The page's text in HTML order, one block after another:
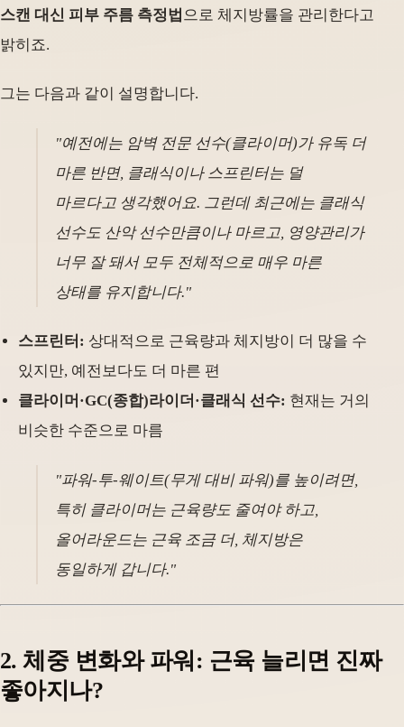
스캔 대신 피부 주름 측정법 으로 체지방률을 관리한다고
밝히죠.
그는 다음과 같이 설명합니다.
"예전에는 암벽 전문 선수(클라이머)가 유독 더
마른 반면, 클래식이나 스프린터는 덜
마르다고 생각했어요. 그런데 최근에는 클래식
선수도 산악 선수만큼이나 마르고, 영양관리가
너무 잘 돼서 모두 전체적으로 매우 마른
상태를 유지합니다."
스프린터: 상대적으로 근육량과 체지방이 더 많을 수
있지만, 예전보다도 더 마른 편
클라이머·GC(종합)라이더·클래식 선수: 현재는 거의
비슷한 수준으로 마름
"파워-투-웨이트(무게 대비 파워)를 높이려면,
특히 클라이머는 근육량도 줄여야 하고,
올어라운드는 근육 조금 더, 체지방은
동일하게 갑니다."
2. 체중 변화와 파워: 근육 늘리면 진짜
좋아지나?